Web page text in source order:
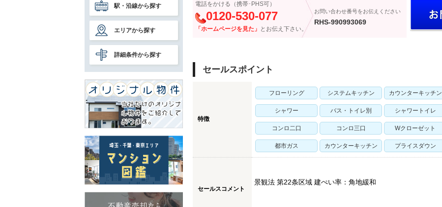
電話をかける（携帯･PHS可）
0120-530-077
「ホームページを見た」 とお伝え下さい。
お問い合わせ番号をお伝えください
RHS-990993069
セールスポイント
特徴
フローリング システムキッチン カウンターキッチン
シャワー バス・トイレ別 シャワートイレ
コンロ二口 コンロ三口 Wクローゼット
都市ガス カウンターキッチン プライスダウン
セールスコメント
景観法 第22条区域 建ぺい率：角地緩和
駅・沿線から探す
エリアから探す
詳細条件から探す